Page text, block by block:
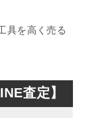
具を高く売る
査定】